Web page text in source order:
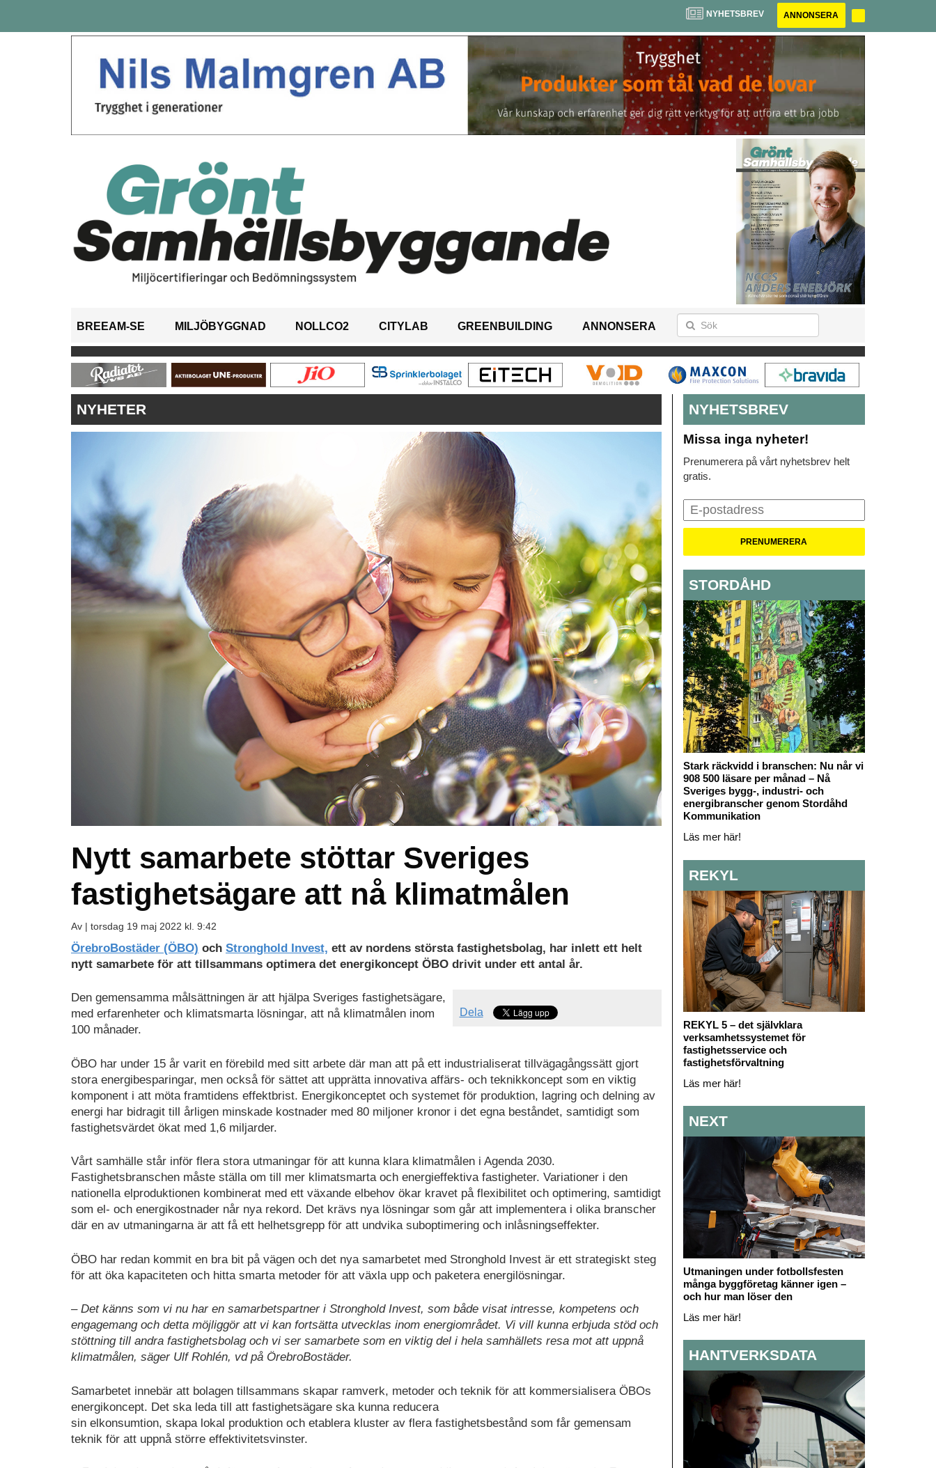
NYHETSBREV ANNONSERA
BREEAM-SE MILJÖBYGGNAD NOLLCO2 CITYLAB GREENBUILDING ANNONSERA
NYHETER
Nytt samarbete stöttar Sveriges
fastighetsägare att nå klimatmålen
Av | torsdag 19 maj 2022 kl. 9:42
Ladda
ned
PDF
ÖrebroBostäder (ÖBO) och Stronghold Invest, ett av nordens största fastighetsbolag, har inlett ett helt
nytt samarbete för att tillsammans optimera det energikoncept ÖBO drivit under ett antal år.
Dela
Den gemensamma målsättningen är att hjälpa Sveriges fastighetsägare,
med erfarenheter och klimatsmarta lösningar, att nå klimatmålen inom
100 månader.
ÖBO har under 15 år varit en förebild med sitt arbete där man att på ett industrialiserat tillvägagångssätt gjort
stora energibesparingar, men också för sättet att upprätta innovativa affärs- och teknikkoncept som en viktig
komponent i att möta framtidens effektbrist. Energikonceptet och systemet för produktion, lagring och delning av
energi har bidragit till årligen minskade kostnader med 80 miljoner kronor i det egna beståndet, samtidigt som
fastighetsvärdet ökat med 1,6 miljarder.
Vårt samhälle står inför flera stora utmaningar för att kunna klara klimatmålen i Agenda 2030.
Fastighetsbranschen måste ställa om till mer klimatsmarta och energieffektiva fastigheter. Variationer i den
nationella elproduktionen kombinerat med ett växande elbehov ökar kravet på flexibilitet och optimering, samtidigt
som el- och energikostnader når nya rekord. Det krävs nya lösningar som går att implementera i olika branscher
där en av utmaningarna är att få ett helhetsgrepp för att undvika suboptimering och inlåsningseffekter.
ÖBO har redan kommit en bra bit på vägen och det nya samarbetet med Stronghold Invest är ett strategiskt steg
för att öka kapaciteten och hitta smarta metoder för att växla upp och paketera energilösningar.
– Det känns som vi nu har en samarbetspartner i Stronghold Invest, som både visat intresse, kompetens och
engagemang och detta möjliggör att vi kan fortsätta utvecklas inom energiområdet. Vi vill kunna erbjuda stöd och
stöttning till andra fastighetsbolag och vi ser samarbete som en viktig del i hela samhällets resa mot att uppnå
klimatmålen, säger Ulf Rohlén, vd på ÖrebroBostäder.
Samarbetet innebär att bolagen tillsammans skapar ramverk, metoder och teknik för att kommersialisera ÖBOs
energikoncept. Det ska leda till att fastighetsägare ska kunna reducera
sin elkonsumtion, skapa lokal produktion och etablera kluster av flera fastighetsbestånd som får gemensam
teknik för att uppnå större effektivitetsvinster.
NYHETSBREV
Missa inga nyheter!
Prenumerera på vårt nyhetsbrev helt
gratis.
STORDÅHD
Stark räckvidd i branschen: Nu når vi
908 500 läsare per månad – Nå
Sveriges bygg-, industri- och
energibranscher genom Stordåhd
Kommunikation
Läs mer här!
REKYL
REKYL 5 – det självklara
verksamhetssystemet för
fastighetsservice och
fastighetsförvaltning
Läs mer här!
NEXT
Utmaningen under fotbollsfesten
många byggföretag känner igen –
och hur man löser den
Läs mer här!
HANTVERKSDATA